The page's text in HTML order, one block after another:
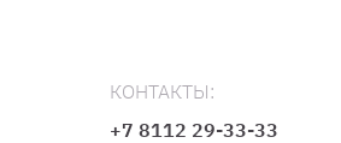
КОНТАКТЫ:
+7 8112 29-33-33